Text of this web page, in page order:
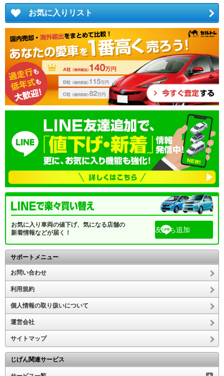
お気に入りリスト
お気に入り車両の値下げ、気になる店舗の
新着情報などが届く！
友だち追加
サポートメニュー
お問い合わせ
利用規約
個人情報の取り扱いについて
運営会社
サイトマップ
じげん関連サービス